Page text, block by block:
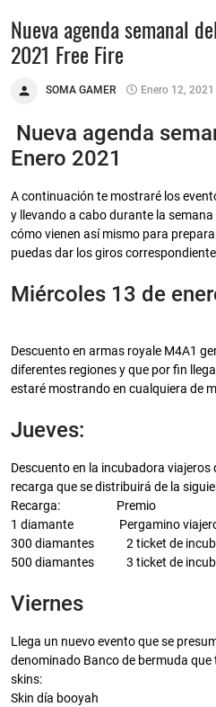
Nueva agenda semanal
2021 Free Fire
SOMA GAMER Enero 12, 2021
Nueva agenda
Enero 2021
A continuación te mostraré los
y llevando a cabo durante la
cómo vienen así mismo para
puedas dar los giros
Miércoles 13 de
Descuento en armas royale M4A1
diferentes regiones y que por fin
estaré mostrando en cualquiera de
Jueves:
Descuento en la incubadora viajeros
recarga que se distribuirá de la
Recarga:
Premio
1 diamante
Pergamino
300 diamantes
2 ticket de
500 diamantes
3 ticket de
Viernes
Llega un nuevo evento que se
denominado Banco de bermuda
skins:
Skin día booyah